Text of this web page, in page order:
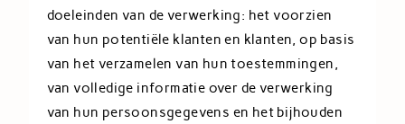
doeleinden van de verwerking: het voorzien
van hun potentiële klanten en klanten, op basis
van het verzamelen van hun toestemmingen,
van volledige informatie over de verwerking
van hun persoonsgegevens en het bijhouden